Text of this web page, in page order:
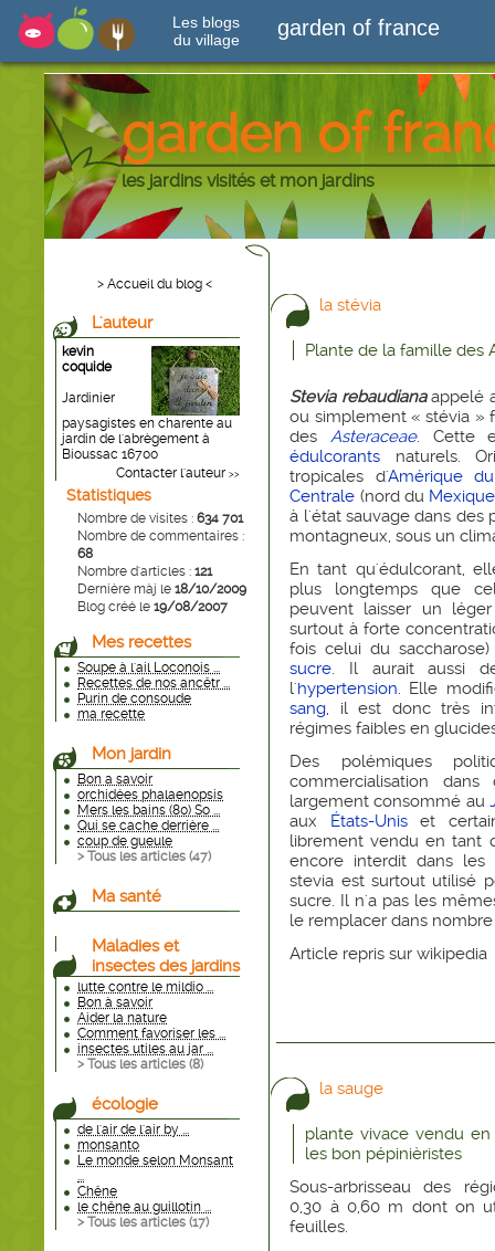
Les blogs
du village
garden of france
garden of
les jardins visités et mon jardins
> Accueil du blog <
L'auteur
kevin
coquide
Jardinier
paysagistes en charente au
jardin de l'abrègement à
Bioussac 16700
Contacter l'auteur >>
Statistiques
Nombre de visites : 634 701
Nombre de commentaires :
68
Nombre d'articles : 121
Dernière màj le 18/10/2009
Blog créé le 19/08/2007
Mes recettes
Soupe à l'ail Loconois ...
Recettes de nos ancêtr ...
Purin de consoude
ma recette
Mon jardin
Bon a savoir
orchidées phalaenopsis
Mers les bains (80) So ...
Qui se cache derrière ...
coup de gueule
> Tous les articles (47)
Ma santé
Maladies et
insectes des jardins
lutte contre le mildio ...
Bon à savoir
Aider la nature
Comment favoriser les ...
insectes utiles au jar ...
> Tous les articles (8)
écologie
de l'air de l'air by ...
monsanto
Le monde selon Monsant
...
Chêne
le chêne au guillotin ...
> Tous les articles (17)
la stévia
Plante de la famille des
Stevia rebaudianaappelé
ou simplement « stévia »
des Asteraceae. Cette
édulcorants naturels.
tropicales d'Amérique
Centrale (nord du Mexique
à l'état sauvage dans des
montagneux, sous un
En tant qu'édulcorant,
plus longtemps que
peuvent laisser un
surtout à forte
fois celui du
sucre. Il aurait aussi
l'hypertension. Elle
sang, il est donc très
régimes faibles en
Des polémiques
commercialisation
largement consommé au
aux États-Uniset
librement vendu en tant
encore interdit dans les
stevia est surtout utilisé
sucre. Il n'a pas les
le remplacer dans
Article repris sur wikipedia
la sauge
plante vivace vendu
les bon pépinièristes
Sous-arbrisseau des
0,30 à 0,60 m dont on
feuilles.